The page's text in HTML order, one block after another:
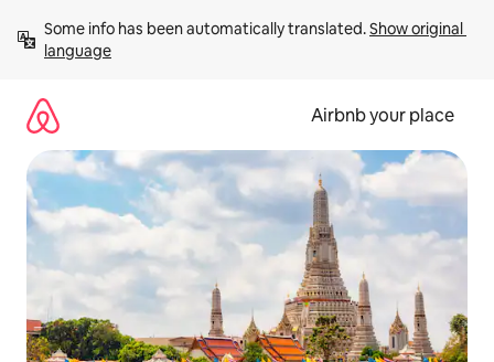
content
Some info has been automatically translated. Show original
language
Airbnb your place